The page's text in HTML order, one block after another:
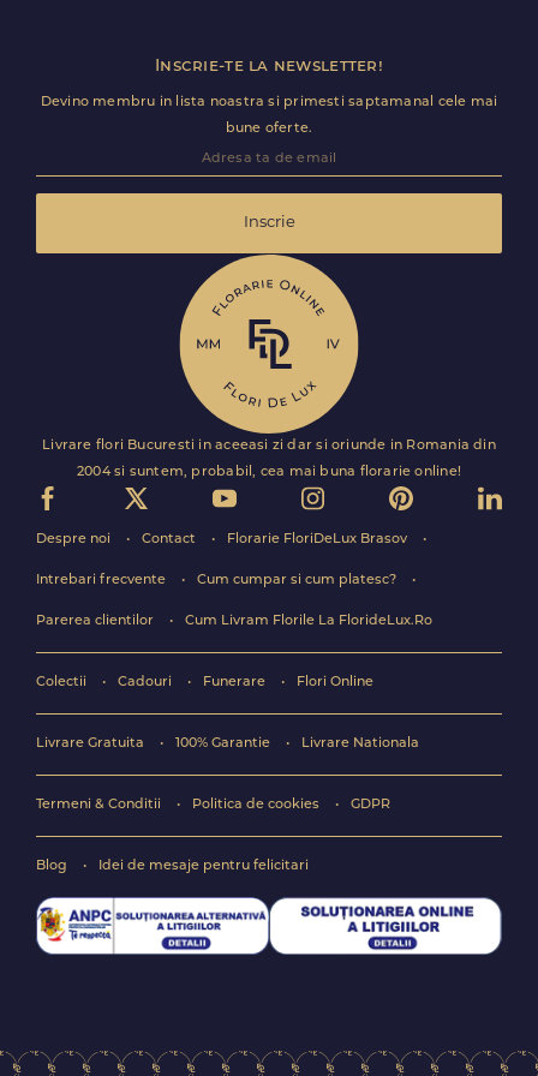
Inscrie-te la newsletter!
Devino membru in lista noastra si primesti saptamanal cele mai
bune oferte.
Inscrie
Livrare flori Bucuresti in aceeasi zi dar si oriunde in Romania din
2004 si suntem, probabil, cea mai buna florarie online!
Despre noi Contact Florarie FloriDeLux Brasov
Intrebari frecvente Cum cumpar si cum platesc?
Parerea clientilor Cum Livram Florile La FlorideLux.Ro
Colectii Cadouri Funerare Flori Online
Livrare Gratuita 100% Garantie Livrare Nationala
Termeni & Conditii Politica de cookies GDPR
Blog Idei de mesaje pentru felicitari